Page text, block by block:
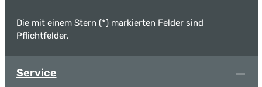
Die mit einem Stern (*) markierten Felder sind
Pflichtfelder.
Service